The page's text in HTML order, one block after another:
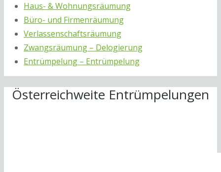
Haus- & Wohnungsräumung
Büro- und Firmenräumung
Verlassenschaftsräumung
Zwangsräumung – Delogierung
Entrümpelung – Entrümpelung
Österreichweite Entrümpelungen